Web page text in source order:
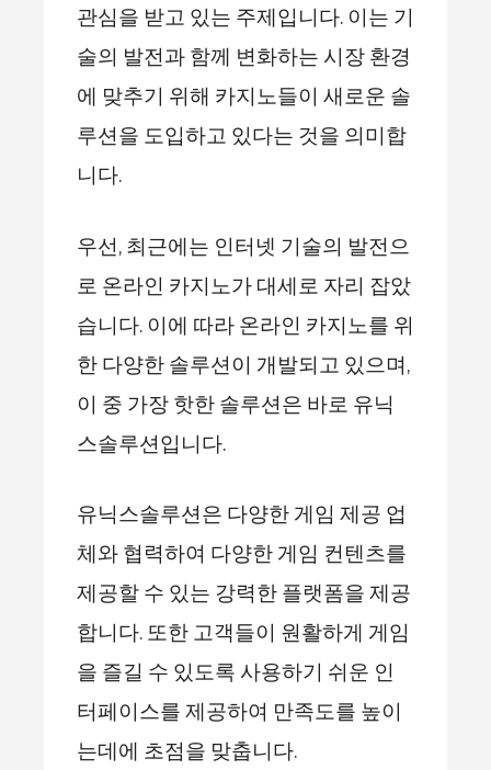
관심을 받고 있는 주제입니다. 이는 기
술의 발전과 함께 변화하는 시장 환경
에 맞추기 위해 카지노들이 새로운 솔
루션을 도입하고 있다는 것을 의미합
니다.
우선, 최근에는 인터넷 기술의 발전으
로 온라인 카지노가 대세로 자리 잡았
습니다. 이에 따라 온라인 카지노를 위
한 다양한 솔루션이 개발되고 있으며,
이 중 가장 핫한 솔루션은 바로 유닉
스솔루션입니다.
유닉스솔루션은 다양한 게임 제공 업
체와 협력하여 다양한 게임 컨텐츠를
제공할 수 있는 강력한 플랫폼을 제공
합니다. 또한 고객들이 원활하게 게임
을 즐길 수 있도록 사용하기 쉬운 인
터페이스를 제공하여 만족도를 높이
는데에 초점을 맞춥니다.